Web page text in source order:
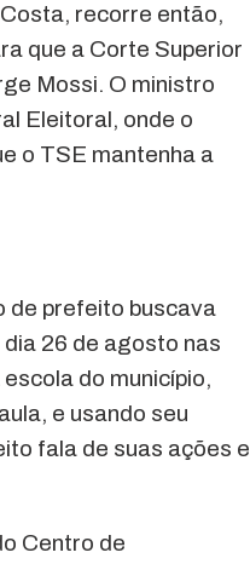
recorre então,
que a Corte Superior
Mossi. O ministro
Eleitoral, onde o
o TSE mantenha a
de prefeito buscava
26 de agosto nas
do município,
e usando seu
fala de suas ações e
Centro de